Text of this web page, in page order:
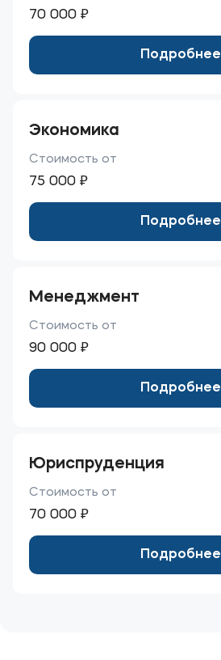
70 000 ₽
Подробнее
Экономика
Стоимость от
75 000 ₽
Подробнее
Менеджмент
Стоимость от
90 000 ₽
Подробнее
Юриспруденция
Стоимость от
70 000 ₽
Подробнее